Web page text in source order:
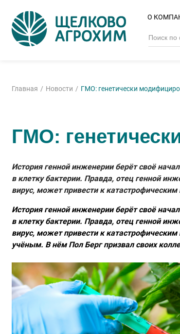
О
Главная Новости ГМО: генетически
ГМО:
История генной инженерии берёт своё
в клетку бактерии. Правда, отец генной
вирус, может привести к катастрофическим
История генной инженерии берёт своё
в клетку бактерии. Правда, отец генной
вирус, может привести к
учёным. В нём Пол Берг призвал своих